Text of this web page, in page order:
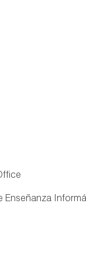
Enseñanza